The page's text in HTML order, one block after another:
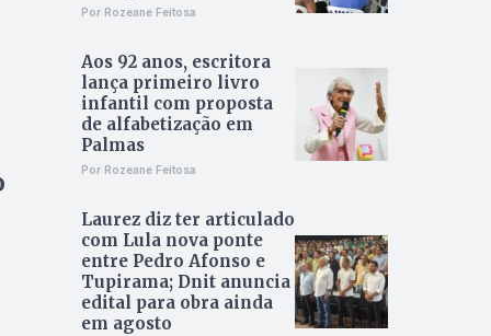
Por Rozeane Feitosa
Aos 92 anos, escritora
lança primeiro livro
infantil com proposta
de alfabetização em
Palmas
Por Rozeane Feitosa
Laurez diz ter articulado
com Lula nova ponte
entre Pedro Afonso e
Tupirama; Dnit anuncia
edital para obra ainda
em agosto